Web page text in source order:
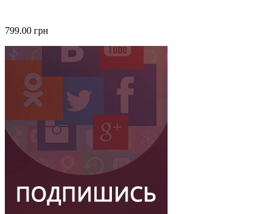
799.00 грн